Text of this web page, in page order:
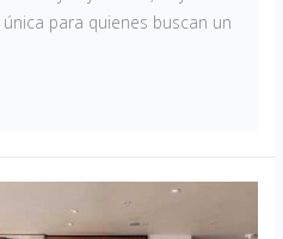
para quienes buscan un